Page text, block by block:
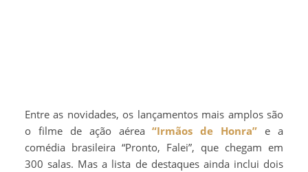
Entre as novidades, os lançamentos mais amplos são
o filme de ação aérea“Irmãos de Honra” e a
comédia brasileira “Pronto, Falei”, que chegam em
300 salas. Mas a lista de destaques ainda inclui dois